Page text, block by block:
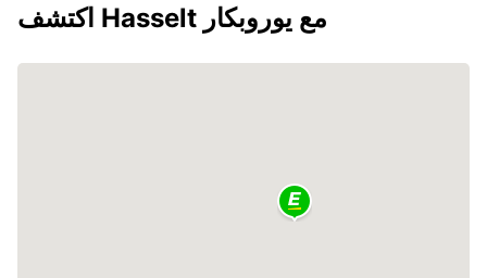
اكتشف Hasselt مع يوروبكار